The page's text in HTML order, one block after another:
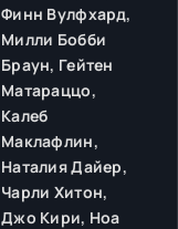
Финн Вулфхард,
Милли Бобби
Браун, Гейтен
Матараццо,
Калеб
Маклафлин,
Наталия Дайер,
Чарли Хитон,
Джо Кири, Ноа